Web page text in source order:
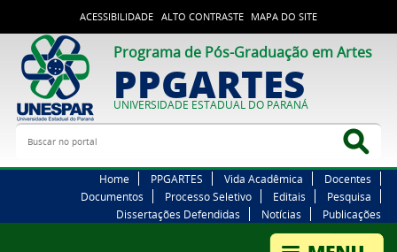
ACESSIBILIDADE ALTO CONTRASTE MAPA DO SITE
Programa de Pós-Graduação em Artes
PPGARTES
UNIVERSIDADE ESTADUAL DO PARANÁ
Buscar no portal
Home PPGARTES Vida Acadêmica
Docentes
Documentos
Processo Seletivo Editais
Pesquisa
Dissertações Defendidas
Notícias Publicações